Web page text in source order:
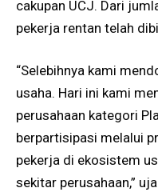
cakupan UCJ. Dari
pekerja rentan telah
“Selebihnya kami
usaha. Hari ini kami
perusahaan kategori
berpartisipasi melalui
pekerja di ekosistem
sekitar perusahaan,”